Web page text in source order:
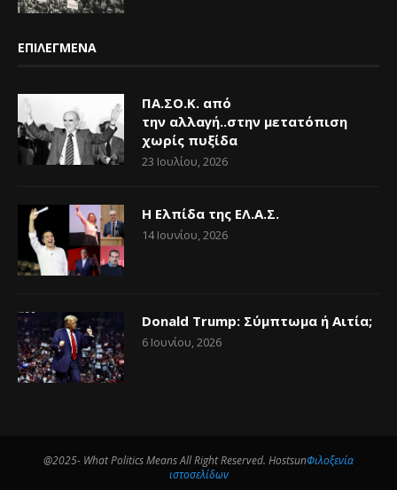
ΕΠΙΛΕΓΜΕΝΑ
ΠΑ.ΣΟ.Κ. από
την αλλαγή..στην μετατόπιση
χωρίς πυξίδα
23 Ιουλίου, 2026
Η Ελπίδα της ΕΛ.Α.Σ.
14 Ιουνίου, 2026
Donald Trump: Σύμπτωμα ή Αιτία;
6 Ιουνίου, 2026
@2025- What Politics Means All Right Reserved. HostsunΦιλοξενία
ιστοσελίδων